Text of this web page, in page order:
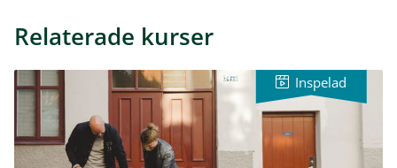
Relaterade kurser